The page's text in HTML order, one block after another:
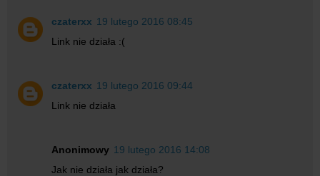
czaterxx 19 lutego 2016 08:45
Link nie działa :(
czaterxx 19 lutego 2016 09:44
Link nie działa
Anonimowy 19 lutego 2016 14:08
Jak nie działa jak działa?